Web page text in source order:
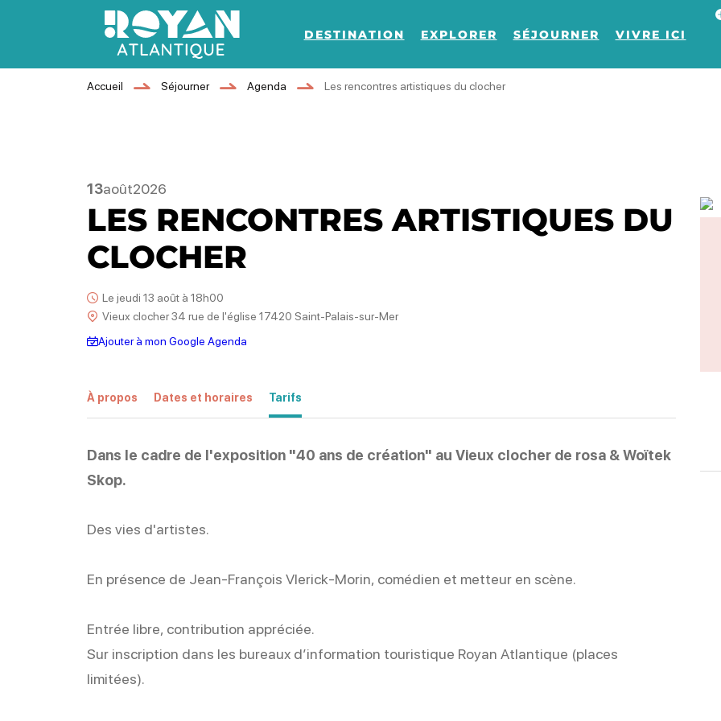
Royan Atlantique
DESTINATION EXPLORER SÉJOURNER VIVRE ICI
Accueil Séjourner Agenda Les rencontres artistiques du clocher
13août2026
LES RENCONTRES ARTISTIQUES DU
CLOCHER
Le jeudi 13 août à 18h00
Vieux clocher 34 rue de l'église 17420 Saint-Palais-sur-Mer
Ajouter à mon Google Agenda
À propos Dates et horaires Tarifs
Dans le cadre de l'exposition "40 ans de création" au Vieux clocher de rosa & Woïtek
Skop.
Des vies d'artistes.
En présence de Jean-François Vlerick-Morin, comédien et metteur en scène.
Entrée libre, contribution appréciée.
Sur inscription dans les bureaux d’information touristique Royan Atlantique (places
limitées).